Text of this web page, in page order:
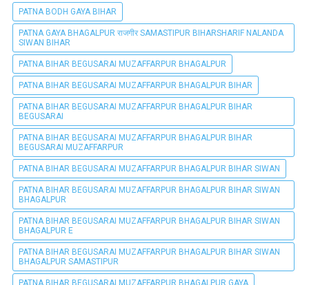
PATNA BODH GAYA BIHAR
PATNA GAYA BHAGALPUR राजगीर SAMASTIPUR BIHARSHARIF NALANDA
SIWAN BIHAR
PATNA BIHAR BEGUSARAI MUZAFFARPUR BHAGALPUR
PATNA BIHAR BEGUSARAI MUZAFFARPUR BHAGALPUR BIHAR
PATNA BIHAR BEGUSARAI MUZAFFARPUR BHAGALPUR BIHAR
BEGUSARAI
PATNA BIHAR BEGUSARAI MUZAFFARPUR BHAGALPUR BIHAR
BEGUSARAI MUZAFFARPUR
PATNA BIHAR BEGUSARAI MUZAFFARPUR BHAGALPUR BIHAR SIWAN
PATNA BIHAR BEGUSARAI MUZAFFARPUR BHAGALPUR BIHAR SIWAN
BHAGALPUR
PATNA BIHAR BEGUSARAI MUZAFFARPUR BHAGALPUR BIHAR SIWAN
BHAGALPUR E
PATNA BIHAR BEGUSARAI MUZAFFARPUR BHAGALPUR BIHAR SIWAN
BHAGALPUR SAMASTIPUR
PATNA BIHAR BEGUSARAI MUZAFFARPUR BHAGALPUR GAYA